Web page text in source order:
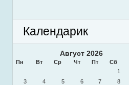
Календарик
Август 2026
Пн Вт Ср Чт Пт Сб
1
3
4 5 6 7 8